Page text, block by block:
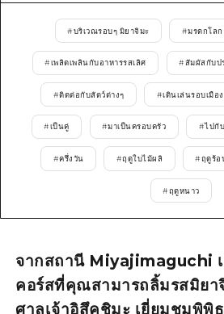
คำถามที่พบบ่อย
ดาวน์โหลดรูปภาพ
ข้อมูลการขนส่งระ
#บริเวณรอบๆ มิยาจิมะ #มรดกโลก
#เพลิดเพลินกับอาหารรสเลิศ #สัมผัสกับป
#ติดต่อกับสัตว์ต่างๆ #เดินเล่นรอบเมือง
#เป็นคู่ #มาเป็นครอบครัว #ไปกั
#ครึ่งวัน #ฤดูใบไม้ผลิ #ฤดูร้อ
#ฤดูหนาว
จากสถานี Miyajimaguchi เ
คอร์สที่คุณสามารถลิ้มรสมิยา
ศาลเจ้าอิสึคุชิมะ เยี่ยมชมพิ